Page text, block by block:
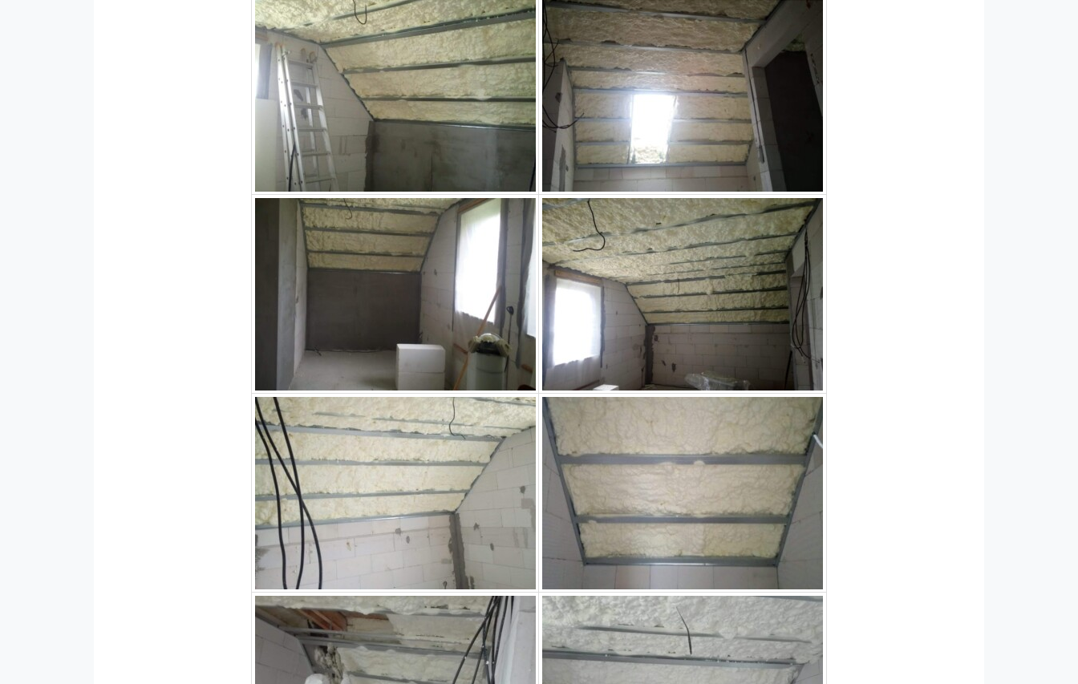
strukturu
webu na
základě
toho, jak je
web
používán.
Experience
Aby naše
webové
stránky
fungovaly při
vaší návštěvě
co nejlépe.
Pokud tyto
odmítnete,
některé
funkce z
webu zmizí.
Marketing
Sdílením svých
zájmů a chování
při návštěvě
našich stránek
zvyšujete šanci na
zobrazení
personalizovaného